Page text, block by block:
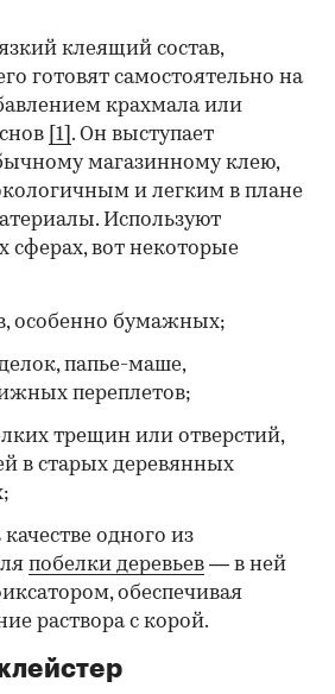
/ 00:00
клеящий состав,
готовят самостоятельно на
крахмала или
[1] . Он выступает
магазинному клею,
и легким в плане
Используют
сферах, вот некоторые
особенно бумажных;
папье-маше,
переплетов;
трещин или отверстий,
в старых деревянных
качестве одного из
побелки деревьев — в ней
обеспечивая
раствора с корой.